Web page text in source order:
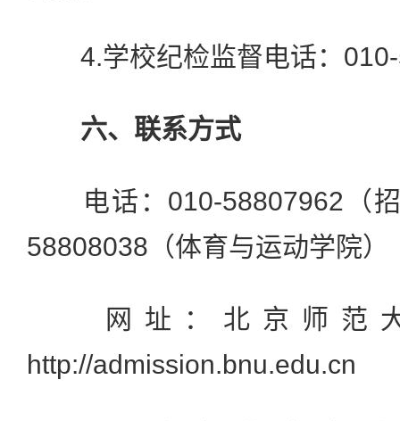
4.学校纪检监督电话：010-
六、联系方式
电话：010-58807962（
58808038（体育与运动学院）
网址：北京师范大
http://admission.bnu.edu.cn